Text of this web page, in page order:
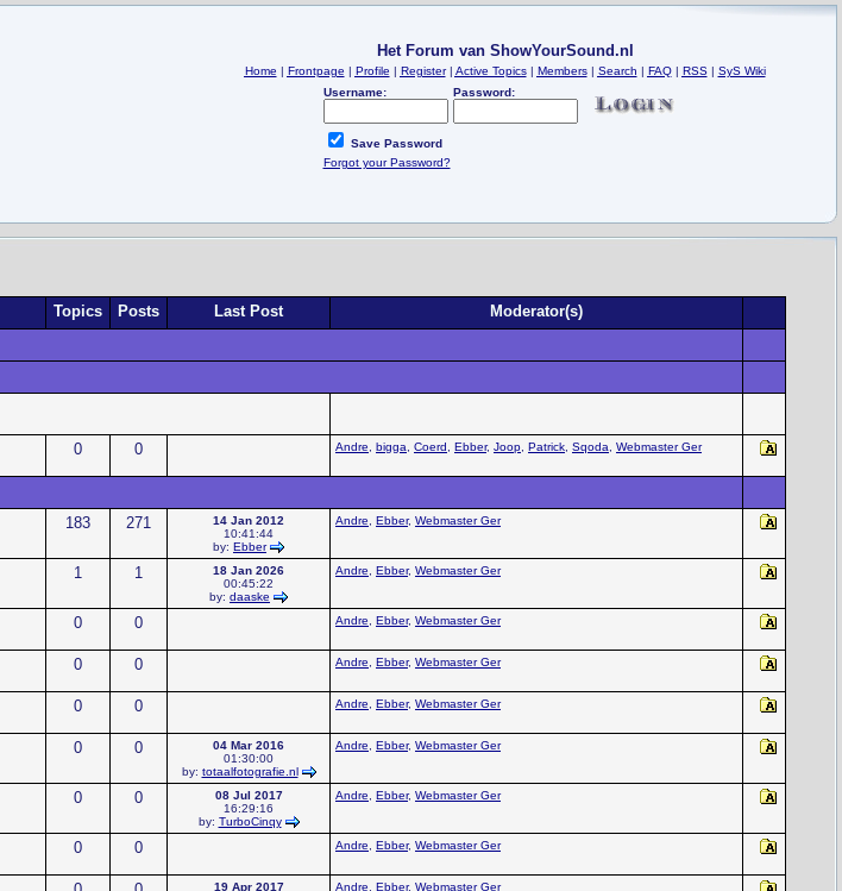
Het Forum van ShowYourSound.nl
Home | Frontpage | Profile | Register| Active Topics| Members| Search | FAQ| RSS| SyS Wiki
Username:
Password:
Save Password
Forgot your Password?
Topics Posts Last Post
Moderator(s)
0 0 Andre bigga Coerd Ebber, Joop Patrick Sqoda Webmaster Ger
183 271
14 Jan 2012
10:41:44
by: Ebber
Andre Ebber, Webmaster Ger
1 1
18 Jan 2026
00:45:22
by: daaske
Andre Ebber, Webmaster Ger
0 0 Andre Ebber, Webmaster Ger
0 0 Andre Ebber, Webmaster Ger
0 0 Andre Ebber, Webmaster Ger
0 0
04 Mar 2016
01:30:00
by: totaalfotografie.nl
Andre Ebber, Webmaster Ger
0 0
08 Jul 2017
16:29:16
by: TurboCinqy
Andre Ebber, Webmaster Ger
0 0 Andre Ebber, Webmaster Ger
19 Apr 2017
Andre Ebber, Webmaster Ger